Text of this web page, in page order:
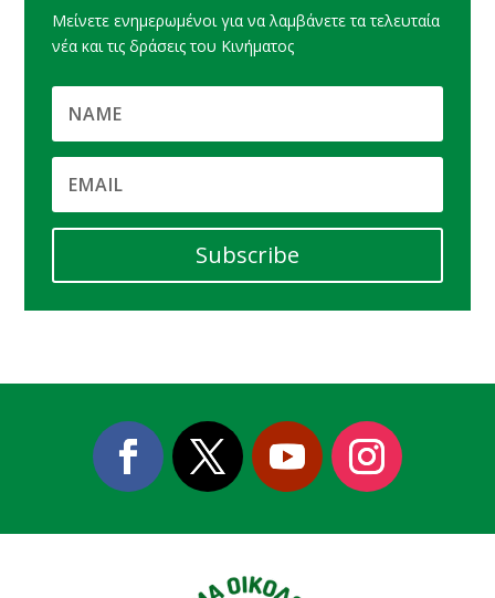
Μείνετε ενημερωμένοι για να λαμβάνετε τα τελευταία
νέα και τις δράσεις του Κινήματος
Subscribe